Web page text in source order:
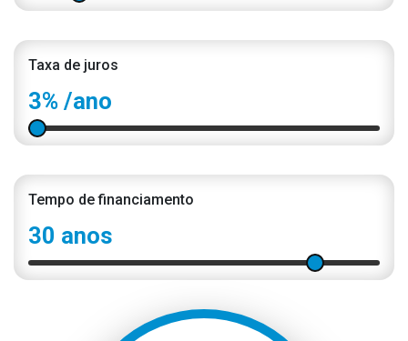
Taxa de juros
3% /ano
Tempo de financiamento
30 anos